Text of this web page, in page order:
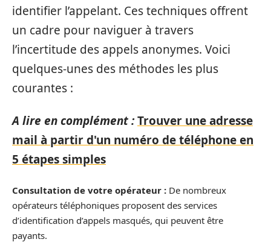
identifier l’appelant. Ces techniques offrent
un cadre pour naviguer à travers
l’incertitude des appels anonymes. Voici
quelques-unes des méthodes les plus
courantes :
A lire en complément :Trouver une adresse
mail à partir d'un numéro de téléphone en
5 étapes simples
Consultation de votre opérateur : De nombreux
opérateurs téléphoniques proposent des services
d’identification d’appels masqués, qui peuvent être
payants.